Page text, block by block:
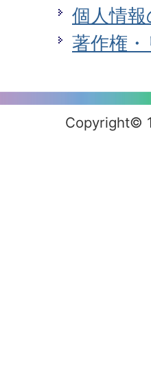
個人情
著作権
Copyright©